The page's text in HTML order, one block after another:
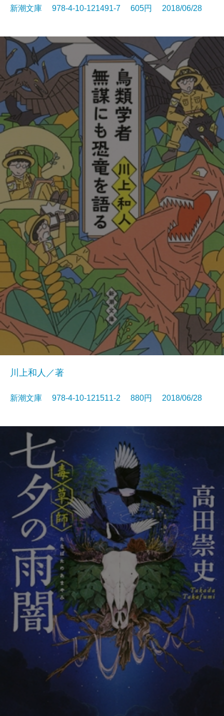
新潮文庫 978-4-10-121491-7 605円 2018/06/28
川上和人／著
新潮文庫 978-4-10-121511-2 880円 2018/06/28